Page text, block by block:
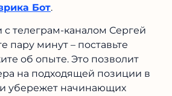
Бот.
с телеграм-каналом Сергей
пару минут – поставьте
об опыте. Это позволит
на подходящей позиции в
убережет начинающих